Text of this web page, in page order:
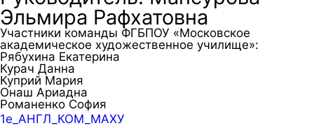
Эльмира Рафхатовна
Участники команды ФГБПОУ «Московское
академическое художественное училище»:
Рябухина Екатерина
Курач Данна
Куприй Мария
Онаш Ариадна
Романенко София
1е_АНГЛ_КОМ_МАХУ